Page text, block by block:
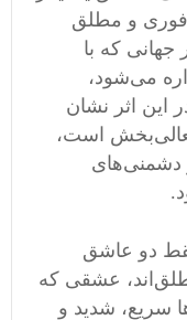
فوری و مطلق
که با
می‌شود،
این اثر نشان
است،
دشمنی‌های
دو عاشق
عشقی که
سریع، شدید و